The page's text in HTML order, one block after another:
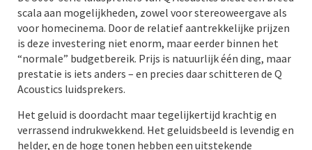
scala aan mogelijkheden, zowel voor stereoweergave als
voor homecinema. Door de relatief aantrekkelijke prijzen
is deze investering niet enorm, maar eerder binnen het
“normale” budgetbereik. Prijs is natuurlijk één ding, maar
prestatie is iets anders – en precies daar schitteren de Q
Acoustics luidsprekers.
Het geluid is doordacht maar tegelijkertijd krachtig en
verrassend indrukwekkend. Het geluidsbeeld is levendig en
helder, en de hoge tonen hebben een uitstekende